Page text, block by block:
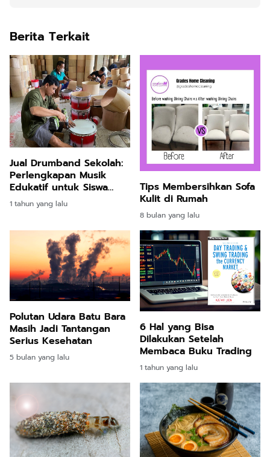
Berita Terkait
Jual Drumband Sekolah:
Perlengkapan Musik
Edukatif untuk Siswa
Lebih Aktif
1 tahun yang lalu
Tips Membersihkan Sofa
Kulit di Rumah
8 bulan yang lalu
Polutan Udara Batu Bara
Masih Jadi Tantangan
Serius Kesehatan
5 bulan yang lalu
6 Hal yang Bisa
Dilakukan Setelah
Membaca Buku Trading
1 tahun yang lalu